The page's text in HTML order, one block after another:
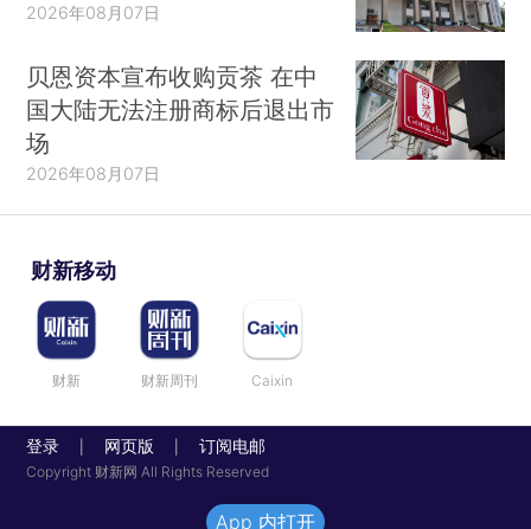
2026年08月07日
贝恩资本宣布收购贡茶 在中
国大陆无法注册商标后退出市
场
2026年08月07日
财新移动
财新 财新周刊 Caixin
登录 网页版 订阅电邮
Copyright 财新网 All Rights Reserved
App 内打开